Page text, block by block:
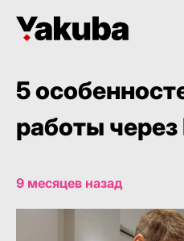
5
работы
9 месяцев назад